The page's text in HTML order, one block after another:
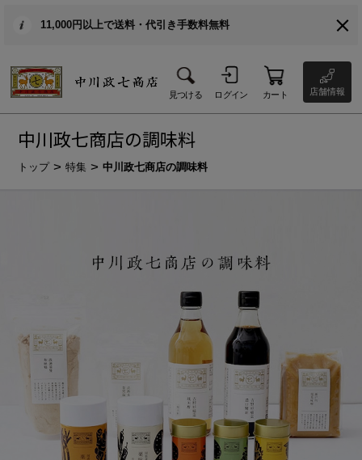
11,000円以上で送料・代引き手数料無料
見つける ログイン カート 店舗情報
中川政七商店の調味料
トップ 特集 中川政七商店の調味料